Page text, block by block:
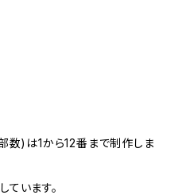
数)は1から12番まで制作しま
ています。